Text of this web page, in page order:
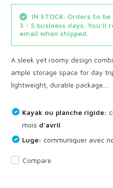
IN STOCK. Orders to
3 - 5 business days. You'll
email when shipped.
A sleek yet roomy design
ample storage space for day
lightweight, durable package....
Kayak ou planche rigide:
mois d'avril
Luge: communiquer avec
Compare